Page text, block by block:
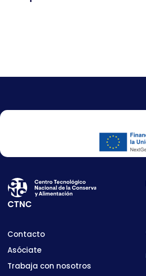
CTNC
Contacto
Asóciate
Trabaja con nosotros